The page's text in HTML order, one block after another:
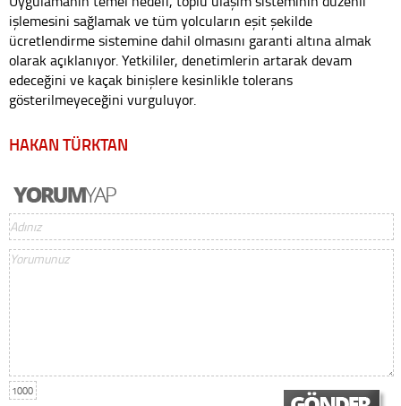
işlemesini sağlamak ve tüm yolcuların eşit şekilde
ücretlendirme sistemine dahil olmasını garanti altına almak
olarak açıklanıyor. Yetkililer, denetimlerin artarak devam
edeceğini ve kaçak binişlere kesinlikle tolerans
gösterilmeyeceğini vurguluyor.
HAKAN TÜRKTAN
1000